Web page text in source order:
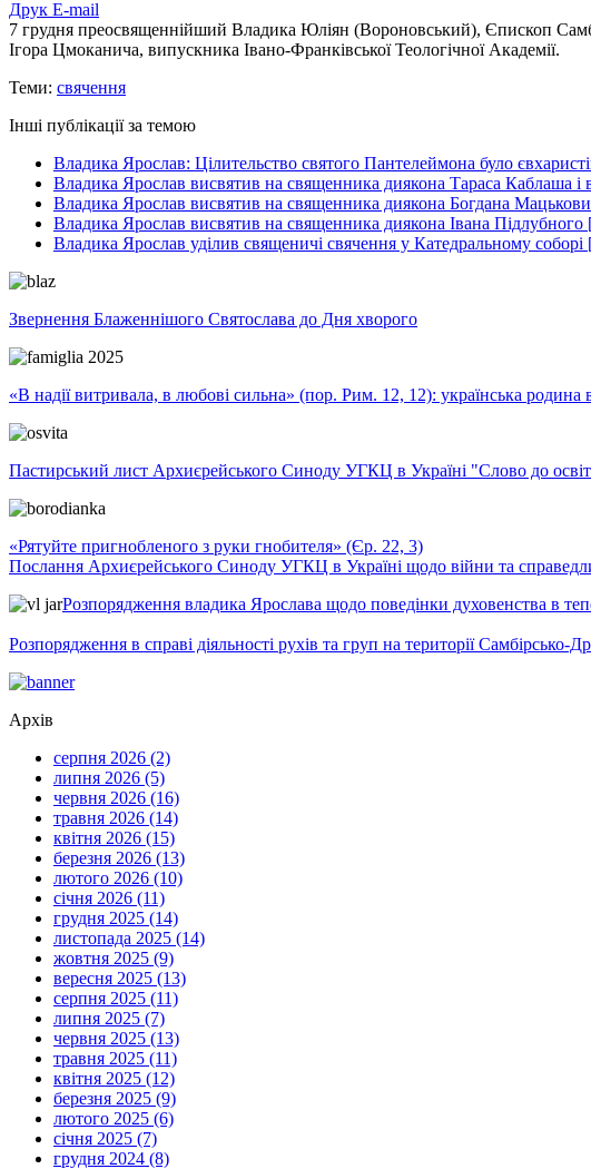
Друк E-mail
7 грудня преосвященнійший Владика Юліян (Вороновський), Єпископ
Ігора Цмоканича, випускника Івано-Франківської Теологічної Академії.
Теми: свячення
Інші публікації за темою
Владика Ярослав: Цілительство святого Пантелеймона було
Владика Ярослав висвятив на священника диякона Тараса Каблаша
Владика Ярослав висвятив на священника диякона Богдана
Владика Ярослав висвятив на священника диякона Івана Підлубного
Владика Ярослав уділив священичі свячення у Катедральному соборі
Звернення Блаженнішого Святослава до Дня хворого
«В надії витривала, в любові сильна» (пор. Рим. 12, 12): українська
Пастирський лист Архиєрейського Синоду УГКЦ в Україні "Слово до
«Рятуйте пригнобленого з руки гнобителя» (Єр. 22, 3)
Послання Архиєрейського Синоду УГКЦ в Україні щодо війни та
Розпорядження владика Ярослава щодо поведінки духовенства в
Розпорядження в справі діяльності рухів та груп на території Самбірсько-
Архів
серпня 2026 (2)
липня 2026 (5)
червня 2026 (16)
травня 2026 (14)
квітня 2026 (15)
березня 2026 (13)
лютого 2026 (10)
січня 2026 (11)
грудня 2025 (14)
листопада 2025 (14)
жовтня 2025 (9)
вересня 2025 (13)
серпня 2025 (11)
липня 2025 (7)
червня 2025 (13)
травня 2025 (11)
квітня 2025 (12)
березня 2025 (9)
лютого 2025 (6)
січня 2025 (7)
грудня 2024 (8)